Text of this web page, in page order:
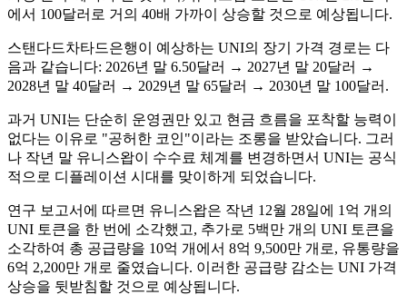
에서 100달러로 거의 40배 가까이 상승할 것으로 예상됩니다.
스탠다드차타드은행이 예상하는 UNI의 장기 가격 경로는 다
음과 같습니다: 2026년 말 6.50달러 → 2027년 말 20달러 →
2028년 말 40달러 → 2029년 말 65달러 → 2030년 말 100달러.
과거 UNI는 단순히 운영권만 있고 현금 흐름을 포착할 능력이
없다는 이유로 "공허한 코인"이라는 조롱을 받았습니다. 그러
나 작년 말 유니스왑이 수수료 체계를 변경하면서 UNI는 공식
적으로 디플레이션 시대를 맞이하게 되었습니다.
연구 보고서에 따르면 유니스왑은 작년 12월 28일에 1억 개의
UNI 토큰을 한 번에 소각했고, 추가로 5백만 개의 UNI 토큰을
소각하여 총 공급량을 10억 개에서 8억 9,500만 개로, 유통량을
6억 2,200만 개로 줄였습니다. 이러한 공급량 감소는 UNI 가격
상승을 뒷받침할 것으로 예상됩니다.